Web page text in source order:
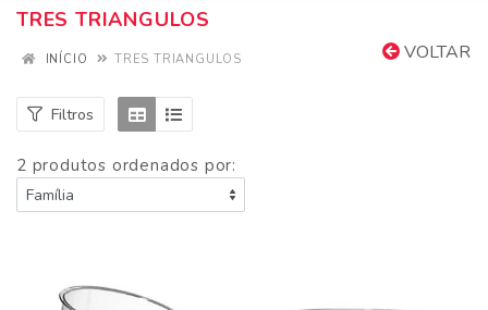
TRES TRIANGULOS
VOLTAR
INÍCIO TRES TRIANGULOS
Filtros
2 produtos ordenados por: